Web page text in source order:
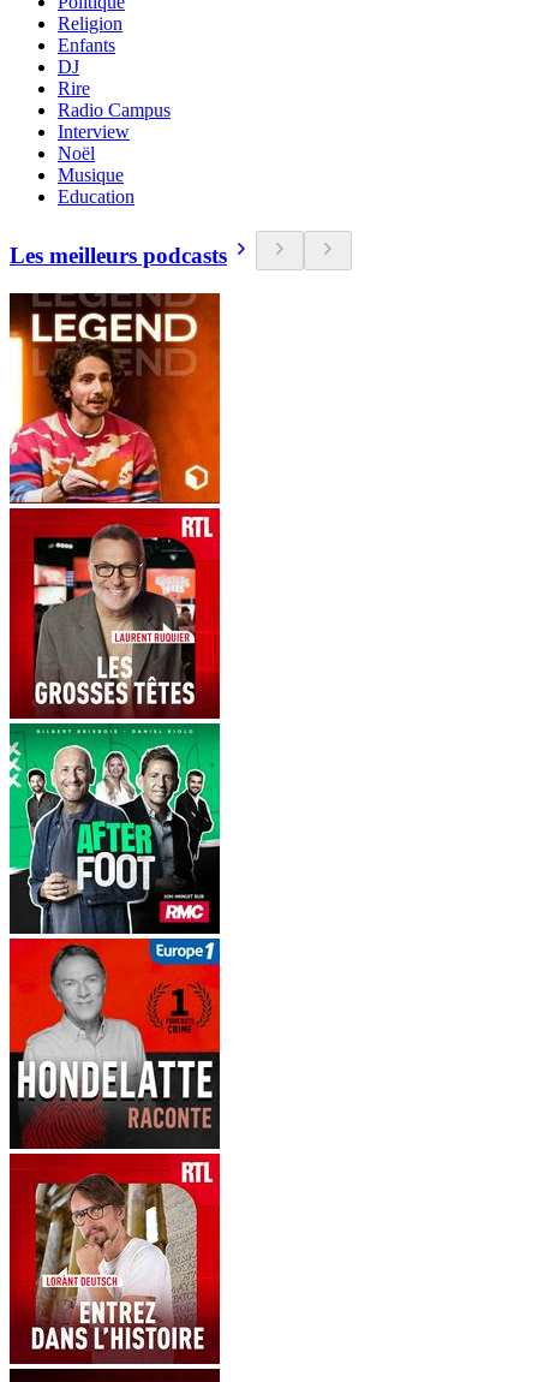
Religion
Enfants
DJ
Rire
Radio Campus
Interview
Noël
Musique
Education
Les meilleurs podcasts